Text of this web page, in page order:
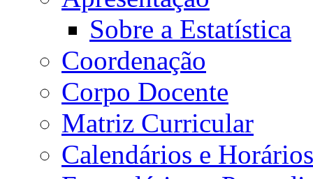
Sobre a Estatística
Coordenação
Corpo Docente
Matriz Curricular
Calendários e Horários